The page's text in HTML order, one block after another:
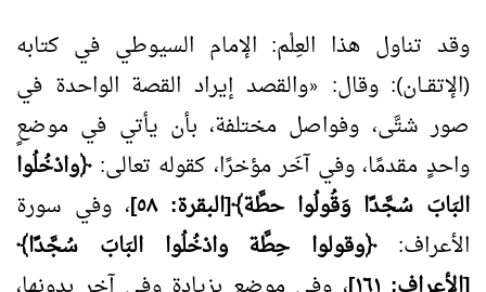
وقد تناول هذا العِلْم: الإمام السيوطي في كتابه
(الإتقــان): وقال:
«والقصد إيراد القصة الواحدة في
صور شتَّى، وفواصل مختلفة، بأن يأتي في موضعٍ
واحدٍ مقدمًا، وفي آخَر مؤخرًا، كقوله تعالى:﴿وادْخُلُوا
البَابَ سُجَّدًا وَقُولُوا حطَّة﴾[البقرة: ٥٨]
، وفي سورة
الأعراف:﴿وقولوا حِطَّة وادْخُلُوا البَابَ سُجَّدًا﴾